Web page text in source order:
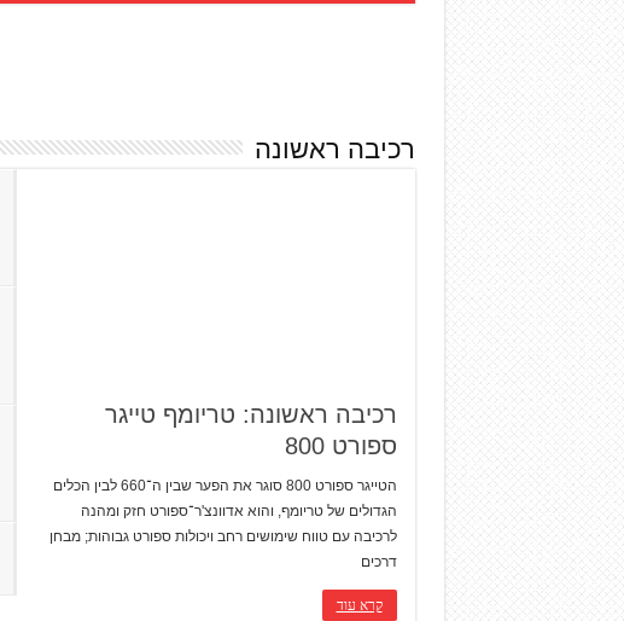
רכיבה ראשונה
רכיבה ראשונה: טריומף טייגר
ספורט 800
הטייגר ספורט 800 סוגר את הפער שבין ה־660 לבין הכלים
הגדולים של טריומף, והוא אדוונצ'ר־ספורט חזק ומהנה
לרכיבה עם טווח שימושים רחב ויכולות ספורט גבוהות; מבחן
דרכים
קרא עוד